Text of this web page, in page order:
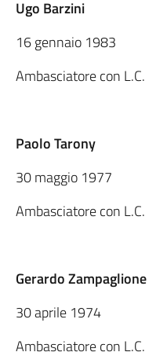
Ugo Barzini
16 gennaio 1983
Ambasciatore con L.C.
Paolo Tarony
30 maggio 1977
Ambasciatore con L.C.
Gerardo Zampaglione
30 aprile 1974
Ambasciatore con L.C.